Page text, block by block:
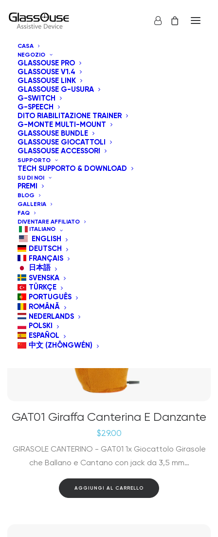
CASA
NEGOZIO
GLASSOUSE PRO
GLASSOUSE V1.4
GLASSOUSE LINK
GLASSOUSE G-USURA
G-SWITCH
G-SPEECH
DITO RIABILITAZIONE TRAINER
G-MONTE MULTI-MOUNT
GLASSOUSE BUNDLE
GLASSOUSE GIOCATTOLI
GLASSOUSE ACCESSORI
SUPPORTO
TECH SUPPORTO & DOWNLOAD
SU DI NOI
PREMI
BLOG
GALLERIA
FAQ
DIVENTARE AFFILIATO
ITALIANO
ENGLISH
DEUTSCH
FRANÇAIS
日本語
SVENSKA
TÜRKÇE
PORTUGUÊS
ROMÂNĂ
NEDERLANDS
POLSKI
ESPAÑOL
中文 (ZHŌNGWÉN)
Mostra tutto
Popolarità
Ordinamento predefinito
Ordina in base al più recente
Prezzo: dal più caro
GAT01 Giraffa Canterina E Danzante
$29.00
GIRASOLE CANTERINO - GAT01 1x Giocattolo Girasole
che Ballano e Cantano con jack da 3,5 mm…
AGGIUNGI AL CARRELLO